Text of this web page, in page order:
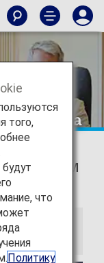
Шэньяна
того,
что
Политику